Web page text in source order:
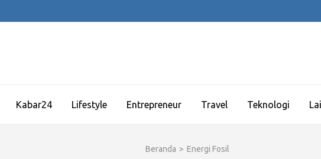
Kabar24 Lifestyle Entrepreneur Travel Teknologi
Beranda > Energi Fosil